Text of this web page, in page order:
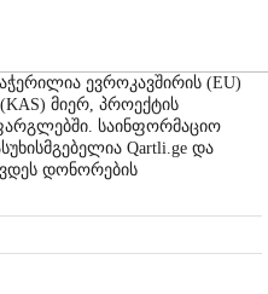
ევროკავშირის (EU)
მიერ, პროექტის
საინფორმაციო
Qartli.ge და
დონორების